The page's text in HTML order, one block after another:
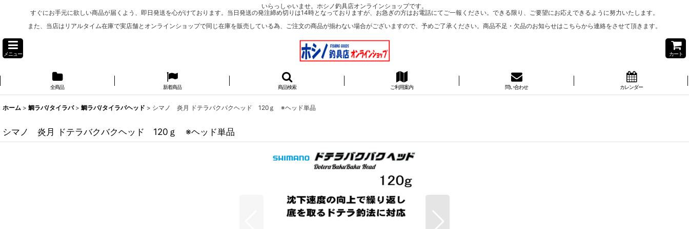
いらっしゃいませ。ホシノ釣具店オンラインショップです。
すぐにお手元に欲しい商品が届くよう、即日発送を心がけております。当日発送の発注締め切りは14時となっておりますが、お急ぎの方はお電話にてご一報ください。できる限り、ご要望にお応えできるように努力いたします。
また、当店はリアルタイム在庫で実店舗とオンラインショップで同じ在庫を販売している為、ご注文の商品が揃わない場合がございますので、予めご了承ください。商品不足・欠品のお知らせはこちらから連絡をさせて頂きます。
メニュー カート
全商品 新着商品 商品検索 ご利用案内 問い合わせ カレンダー
ホーム > 鯛ラバ/タイラバ > 鯛ラバ/タイラバヘッド > シマノ 炎月 ドテラバクバクヘッド 120ｇ ※ヘッド単品
シマノ 炎月 ドテラバクバクヘッド 120ｇ ※ヘッド単品